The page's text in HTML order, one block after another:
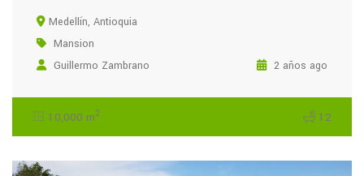
Medellín, Antioquia
Mansion
Guillermo Zambrano
2 años ago
10,000 m2 12